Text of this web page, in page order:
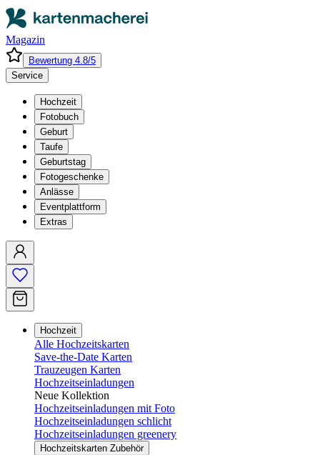
Magazin
Bewertung 4.8/5
Service
Hochzeit
Fotobuch
Geburt
Taufe
Geburtstag
Fotogeschenke
Anlässe
Eventplattform
Extras
Hochzeit
Alle Hochzeitskarten
Save-the-Date Karten
Trauzeugen Karten
Hochzeitseinladungen
Neue Kollektion
Hochzeitseinladungen mit Foto
Hochzeitseinladungen schlicht
Hochzeitseinladungen greenery
Hochzeitskarten Zubehör